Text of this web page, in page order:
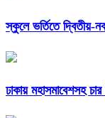
স্কুলে ভর্তিতে দ্বিতীয়-
ঢাকায় মহাসমাবেশসহ